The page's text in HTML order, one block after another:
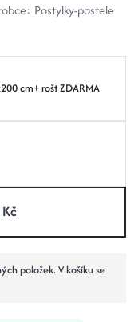
Postylky-postele
cm+ rošt ZDARMA
položek. V košíku se